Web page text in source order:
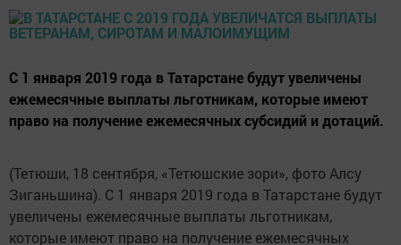
С 1 января 2019 года в Татарстане будут увеличены
ежемесячные выплаты льготникам, которые имеют
право на получение ежемесячных субсидий и дотаций.
(Тетюши, 18 сентября, «Тетюшские зори», фото Алсу
Зиганьшина). С 1 января 2019 года в Татарстане будут
увеличены ежемесячные выплаты льготникам,
которые имеют право на получение ежемесячных